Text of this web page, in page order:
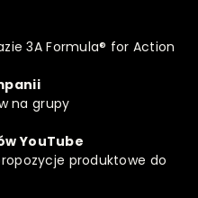
3A Formula® for Action
na grupy
YouTube
produktowe do